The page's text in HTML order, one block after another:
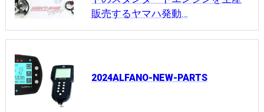
販売するヤマハ発動…
2024ALFANO-NEW-PARTS